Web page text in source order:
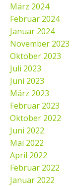
März 2024
Februar 2024
Januar 2024
November 2023
Oktober 2023
Juli 2023
Juni 2023
März 2023
Februar 2023
Oktober 2022
Juni 2022
Mai 2022
April 2022
Februar 2022
Januar 2022